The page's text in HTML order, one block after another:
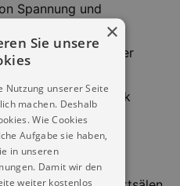
Spannung und
ist Clark eine der
Word und Post-Punk
Underground-
die
×
Sie unsere
Nutzung unserer Seite
machen. Deshalb
Wie Cookies
Aufgabe sie haben,
in unseren
Damit wir den
weiter kostenlos